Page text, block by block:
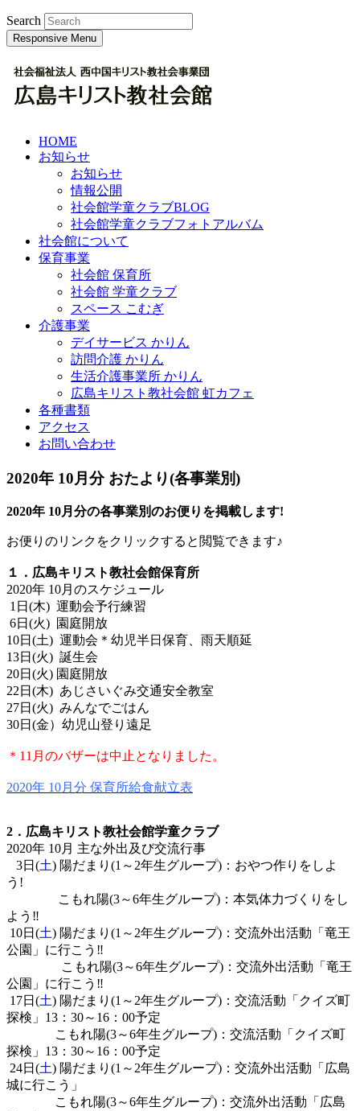
Search
Responsive Menu
HOME
お知らせ
お知らせ
情報公開
社会館学童クラブBLOG
社会館学童クラブフォトアルバム
社会館について
保育事業
社会館 保育所
社会館 学童クラブ
スペース こむぎ
介護事業
デイサービス かりん
訪問介護 かりん
生活介護事業所 かりん
広島キリスト教社会館 虹カフェ
各種書類
アクセス
お問い合わせ
2020年 10月分 おたより(各事業別)
2020年 10月分の各事業別のお便りを掲載します!
お便りのリンクをクリックすると閲覧できます♪
１．広島キリスト教社会館保育所
2020年 10月のスケジュール
1日(木) 運動会予行練習
6日(火) 園庭開放
10日(土) 運動会＊幼児半日保育、雨天順延
13日(火) 誕生会
20日(火) 園庭開放
22日(木) あじさいぐみ交通安全教室
27日(火) みんなでごはん
30日(金）幼児山登り遠足
＊11月のバザーは中止となりました。
2020年 10月分 保育所給食献立表
2．広島キリスト教社会館学童クラブ
2020年 10月 主な外出及び交流行事
3日(土) 陽だまり(1～2年生グループ)：おやつ作りをしよ
う!
こもれ陽(3～6年生グループ)：本気体力づくりをし
よう‼
10日(土) 陽だまり(1～2年生グループ)：交流外出活動「竜王
公園」に行こう‼
こもれ陽(3～6年生グループ)：交流外出活動「竜王
公園」に行こう‼
17日(土) 陽だまり(1～2年生グループ)：交流活動「クイズ町
探検」13：30～16：00予定
こもれ陽(3～6年生グループ)：交流活動「クイズ町
探検」13：30～16：00予定
24日(土) 陽だまり(1～2年生グループ)：交流外出活動「広島
城に行こう」
こもれ陽(3～6年生グループ)：交流外出活動「広島